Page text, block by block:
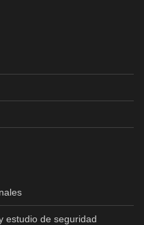
estudio de seguridad